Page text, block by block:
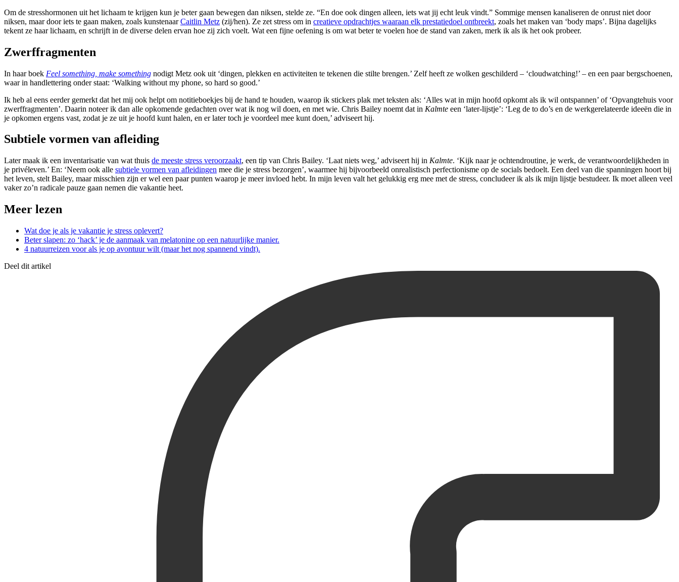
Om de stresshormonen uit het lichaam te krijgen kun je beter gaan bewegen dan niksen, stelde ze. “En doe ook dingen alleen, iets wat jij echt leuk vindt.” Sommige mensen kanaliseren de onrust niet door
niksen, maar door iets te gaan maken, zoals kunstenaarCaitlin Metz (zij/hen). Ze zet stress om in creatieve opdrachtjes waaraan elk prestatiedoel ontbreekt, zoals het maken van ‘body maps’. Bijna dagelijks
tekent ze haar lichaam, en schrijft in de diverse delen ervan hoe zij zich voelt. Wat een fijne oefening is om wat beter te voelen hoe de stand van zaken, merk ik als ik het ook probeer.
Zwerffragmenten
In haar boek Feel something, make something nodigt Metz ook uit ‘dingen, plekken en activiteiten te tekenen die stilte brengen.’ Zelf heeft ze wolken geschilderd – ‘cloudwatching!’ – en een paar bergschoenen,
waar in handlettering onder staat: ‘Walking without my phone, so hard so good.’
Ik heb al eens eerder gemerkt dat het mij ook helpt om notitieboekjes bij de hand te houden, waarop ik stickers plak met teksten als: ‘Alles wat in mijn hoofd opkomt als ik wil ontspannen’ of ‘Opvangtehuis voor
zwerffragmenten’. Daarin noteer ik dan alle opkomende gedachten over wat ik nog wil doen, en met wie. Chris Bailey noemt dat in Kalmte een ‘later-lijstje’: ‘Leg de to do’s en de werkgerelateerde ideeën die in
je opkomen ergens vast, zodat je ze uit je hoofd kunt halen, en er later toch je voordeel mee kunt doen,’ adviseert hij.
Subtiele vormen van afleiding
Later maak ik een inventarisatie van wat thuis de meeste stress veroorzaakt, een tip van Chris Bailey. ‘Laat niets weg,’ adviseert hij in Kalmte. ‘Kijk naar je ochtend­routine, je werk, de verantwoordelijkheden in
je privéleven.’ En: ‘Neem ook alle subtiele vormen van afleidingen mee die je stress bezorgen’, waarmee hij bijvoorbeeld onrealistisch perfectionisme op de socials bedoelt. Een deel van die spanningen hoort bij
het leven, stelt Bailey, maar misschien zijn er wel een paar punten waarop je meer invloed hebt. In mijn leven valt het gelukkig erg mee met de stress, concludeer ik als ik mijn lijstje bestudeer. Ik moet alleen veel
vaker zo’n radicale pauze gaan nemen die vakantie heet.
Meer lezen
Wat doe je als je vakantie je stress oplevert?
Beter slapen: zo ‘hack’ je de aanmaak van melatonine op een natuurlijke manier.
4 natuurreizen voor als je op avontuur wilt (maar het nog spannend vindt).
Deel dit artikel